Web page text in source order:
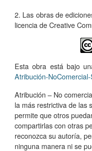
2. Las obras de
licencia de Creative
Esta obra está bajo
Atribución-
Atribución – No
la más restrictiva de las
permite que otros
compartirlas con otras
reconozca su autoría,
ninguna manera ni se